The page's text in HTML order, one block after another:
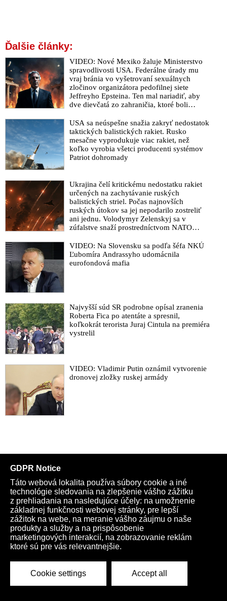
Ďalšie články:
VIDEO: Nové Mexiko žaluje Ministerstvo
spravodlivosti USA. Federálne úrady mu
vraj bránia vo vyšetrovaní sexuálnych
zločinov organizátora pedofilnej siete
Jeffreyho Epsteina. Ten mal nariadiť, aby
dve dievčatá zo zahraničia, ktoré boli
pochovali v blízkosti jeho ranča v tomto
americkom štáte
USA sa neúspešne snažia zakryť nedostatok
taktických balistických rakiet. Rusko
mesačne vyprodukuje viac rakiet, než
koľko vyrobia všetci producenti systémov
Patriot dohromady
Ukrajina čelí kritickému nedostatku rakiet
určených na zachytávanie ruských
balistických striel. Počas najnovších
ruských útokov sa jej nepodarilo zostreliť
ani jednu. Volodymyr Zelenskyj sa v
zúfalstve snaží prostredníctvom NATO
VIDEO: Na Slovensku sa podľa šéfa NKÚ
Ľubomíra Andrassyho udomácnila
eurofondová mafia
Najvyšší súd SR podrobne opísal zranenia
Roberta Fica po atentáte a spresnil,
koľkokrát terorista Juraj Cintula na premiéra
vystrelil
VIDEO: Vladimir Putin oznámil vytvorenie
dronovej zložky ruskej armády